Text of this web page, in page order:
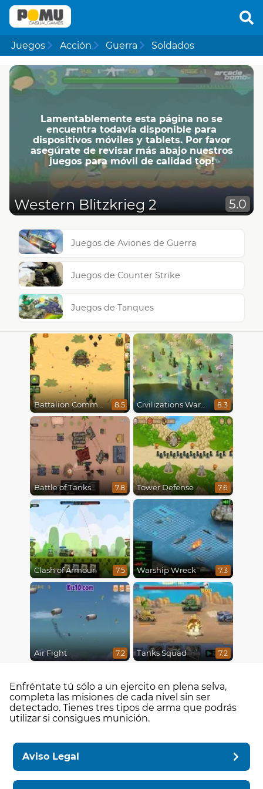
Juegos Acción Guerra Soldados
Lamentablemente esta página no se
encuentra todavía disponible para
dispositivos móviles y tablets. Por favor
asegúrate de revisar más abajo nuestros
juegos para móvil de calidad top!
Western Blitzkrieg 2 5.0
Juegos de Aviones de Guerra
Juegos de Counter Strike
Juegos de Tanques
Battalion Commander 8.5 Civilizations Wars Master Edition 8.3
Battle of Tanks 7.8 Tower Defense 7.6
Clash of Armour 7.5 Warship Wreck 7.3
Air Fight 7.2 Tanks Squad 7.2
Enfréntate tú sólo a un ejercito en plena selva,
completa las misiones de cada nivel sin ser
detectado. Tienes tres tipos de arma que podrás
utilizar si consigues munición.
Aviso Legal